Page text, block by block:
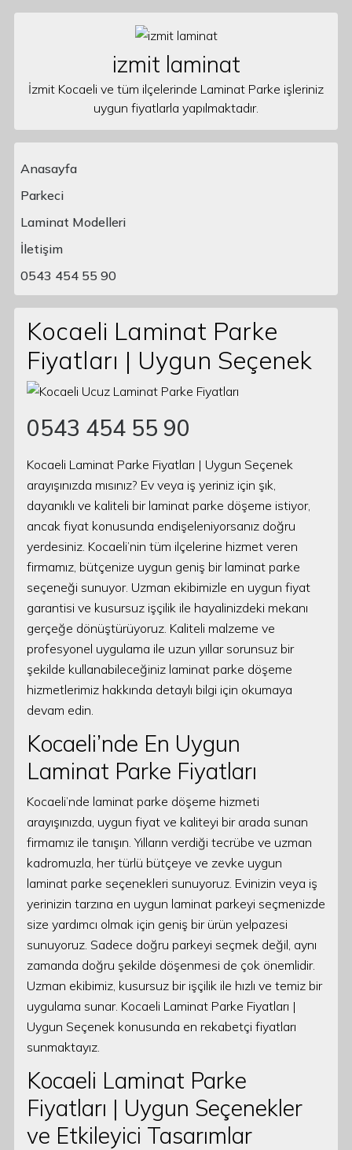
izmit laminat
İzmit Kocaeli ve tüm ilçelerinde Laminat Parke işleriniz
uygun fiyatlarla yapılmaktadır.
Main Navigation
Anasayfa
Parkeci
Laminat Modelleri
İletişim
0543 454 55 90
Kocaeli Laminat Parke
Fiyatları | Uygun Seçenek
0543 454 55 90
Kocaeli Laminat Parke Fiyatları | Uygun Seçenek
arayışınızda mısınız? Ev veya iş yeriniz için şık,
dayanıklı ve kaliteli bir laminat parke döşeme istiyor,
ancak fiyat konusunda endişeleniyorsanız doğru
yerdesiniz. Kocaeli’nin tüm ilçelerine hizmet veren
firmamız, bütçenize uygun geniş bir laminat parke
seçeneği sunuyor. Uzman ekibimizle en uygun fiyat
garantisi ve kusursuz işçilik ile hayalinizdeki mekanı
gerçeğe dönüştürüyoruz. Kaliteli malzeme ve
profesyonel uygulama ile uzun yıllar sorunsuz bir
şekilde kullanabileceğiniz laminat parke döşeme
hizmetlerimiz hakkında detaylı bilgi için okumaya
devam edin.
Kocaeli’nde En Uygun
Laminat Parke Fiyatları
Kocaeli’nde laminat parke döşeme hizmeti
arayışınızda, uygun fiyat ve kaliteyi bir arada sunan
firmamız ile tanışın. Yılların verdiği tecrübe ve uzman
kadromuzla, her türlü bütçeye ve zevke uygun
laminat parke seçenekleri sunuyoruz. Evinizin veya iş
yerinizin tarzına en uygun laminat parkeyi seçmenizde
size yardımcı olmak için geniş bir ürün yelpazesi
sunuyoruz. Sadece doğru parkeyi seçmek değil, aynı
zamanda doğru şekilde döşenmesi de çok önemlidir.
Uzman ekibimiz, kusursuz bir işçilik ile hızlı ve temiz bir
uygulama sunar. Kocaeli Laminat Parke Fiyatları |
Uygun Seçenek konusunda en rekabetçi fiyatları
sunmaktayız.
Kocaeli Laminat Parke
Fiyatları | Uygun Seçenekler
ve Etkileyici Tasarımlar